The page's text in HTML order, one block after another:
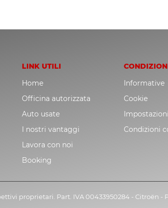
LINK UTILI
Home
Officina autorizzata
Auto usate
I nostri vantaggi
Lavora con noi
Booking
Informative
Cookie
Condizioni
proprietari. Part. IVA 00433950284 - Citroën -